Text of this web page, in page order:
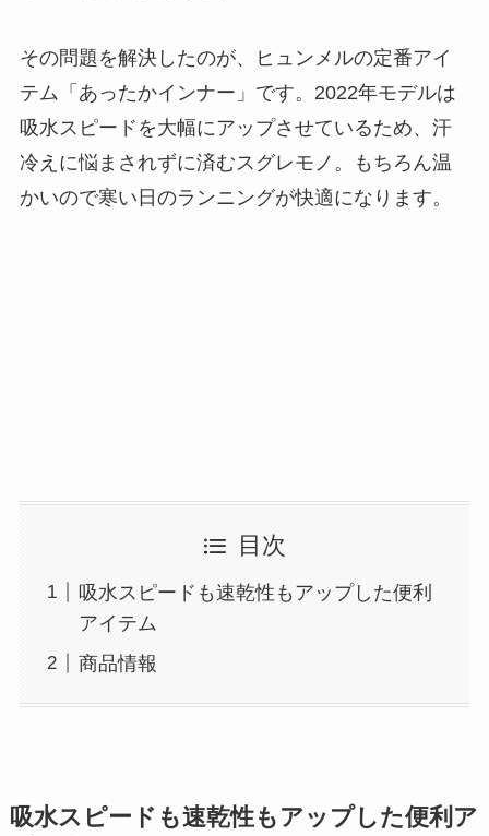
その問題を解決したのが、ヒュンメルの定番アイ
テム「あったかインナー」です。2022年モデルは
吸水スピードを大幅にアップさせているため、汗
冷えに悩まされずに済むスグレモノ。もちろん温
かいので寒い日のランニングが快適になります。
目次
吸水スピードも速乾性もアップした便利
アイテム
商品情報
吸水スピードも速乾性もアップした便利ア